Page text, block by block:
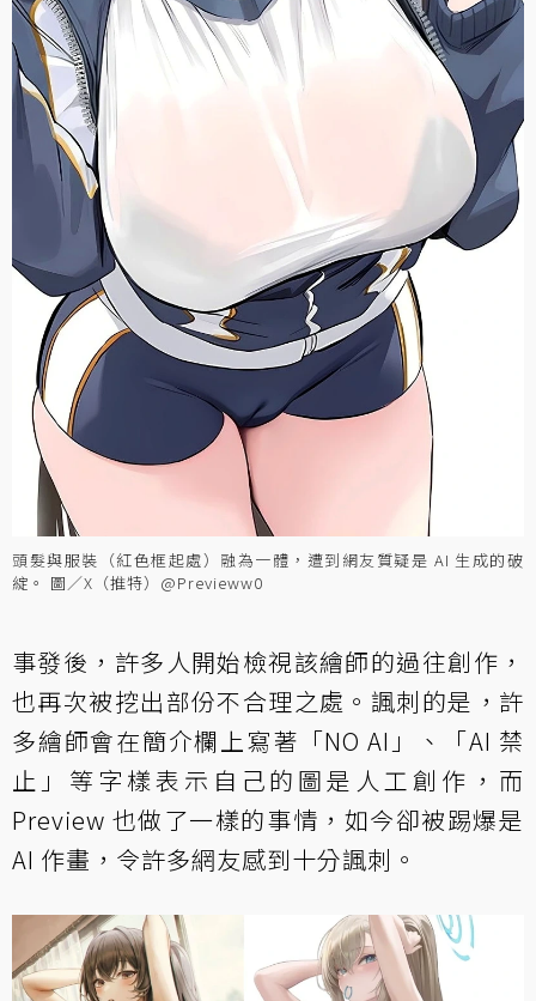
頭髮與服裝（紅色框起處）融為一體，遭到網友質疑是 AI 生成的破
綻。 圖／X（推特）@Previeww0
事發後，許多人開始檢視該繪師的過往創作，
也再次被挖出部份不合理之處。諷刺的是，許
多繪師會在簡介欄上寫著「NO AI」、「AI 禁
止」等字樣表示自己的圖是人工創作，而
Preview 也做了一樣的事情，如今卻被踢爆是
AI 作畫，令許多網友感到十分諷刺。